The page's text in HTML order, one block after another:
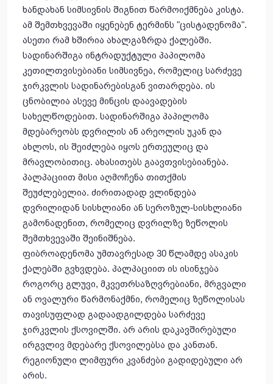
ხანდახან სიმსივნის შიგნით წარმოიქმნება კისტა.
ამ შემთხვევაში იყენებენ ტერმინს "ცისტადენომა".
ასეთი რამ ხშირია ახალგაზრდა ქალებში.
სადინარშიგა ინტრადუქტული პაპილომა
კეთილთვისებიანი სიმსივნეა, რომელიც სარძევე
ჯირკვლის სადინარებისგან ვითარდება. ის
ცნობილია ასევე მინცის დაავადების
სახელწოდებით. სადინარშიგა პაპილომა
მდებარეობს დვრილის ან არეოლის უკან და
ახლოს, ის შეიძლება იყოს ერთეულიც და
მრავლობითიც. ახასითებს გაავთვისებიანება.
პალპაციით მისი აღმოჩენა თითქმის
შეუძლებელია. ძირითადად ვლინდება
დვრილიდან სისხლიანი ან სეროზულ-სისხლიანი
გამონადენით, რომელიც დვრილზე ზეწოლის
შემთხვევაში შეინიშნება.
ფიბროადენომა უმთავრესად 30 წლამდე ასაკის
ქალებში გვხვდება. პალპაციით ის ისინჯება
როგორც გლუვი, მკვეთრსაზღვრებიანი, მრგვალი
ან ოვალური წარმონაქმნი, რომელიც ზეწოლისას
თავისუფლად გადაადგილდება სარძევე
ჯირკვლის ქსოვილში. არ არის დაკავშირებული
ირგვლივ მდებარე ქსოვილებსა და კანთან.
რეგიონული ლიმფური კვანძები გადიდებული არ
არის.